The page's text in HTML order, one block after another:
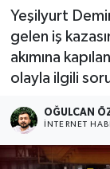
Yeşilyurt
gelen iş
akımına
olayla ilgili
OĞULCAN
İNTERNET
Karabük
Devrek